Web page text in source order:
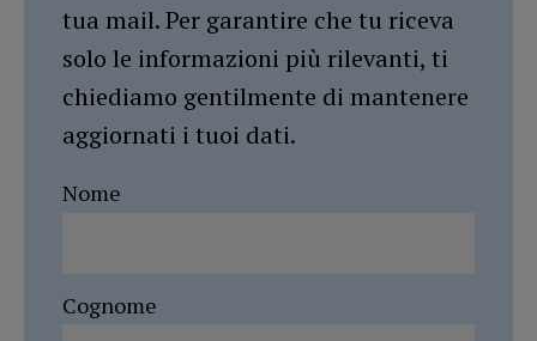
tua mail. Per garantire che tu riceva
solo le informazioni più rilevanti, ti
chiediamo gentilmente di mantenere
aggiornati i tuoi dati.
Nome
Cognome